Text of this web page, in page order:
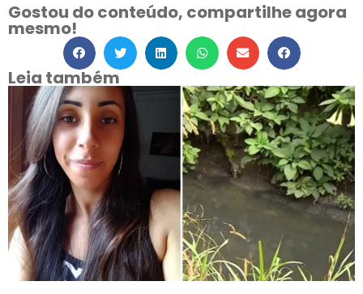
Gostou do conteúdo, compartilhe agora
mesmo!
Leia também